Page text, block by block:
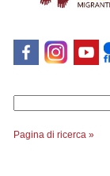
Pagina di ricerca »